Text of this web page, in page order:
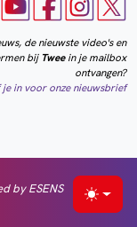
de nieuwste video's en
bij Tweein je mailbox
ontvangen?
in voor onze nieuwsbrief
by ESENS